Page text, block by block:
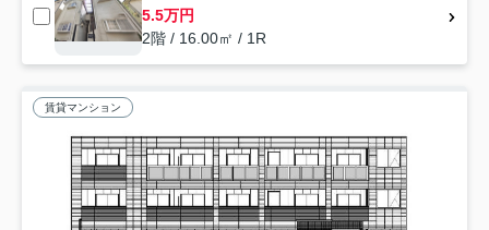
5.5万円
2階 / 16.00㎡ / 1R
賃貸マンション